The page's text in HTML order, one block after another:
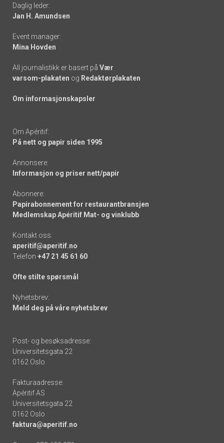
links
Daglig leder:
Jan H. Amundsen
Event manager:
Mina Hovden
All journalistikk er basert på Vær
varsom-plakaten og Redaktørplakaten
Om informasjonskapsler
Om Apéritif:
På nett og papir siden 1995
Annonsere:
Informasjon og priser nett/papir
Abonnere:
Papirabonnement for restaurantbransjen
Medlemskap Apéritif Mat- og vinklubb
Kontakt oss:
aperitif@aperitif.no
Telefon +47 21 45 61 60
Ofte stilte spørsmål
Nyhetsbrev:
Meld deg på våre nyhetsbrev
Post- og besøksadresse:
Universitetsgata 22
0162 Oslo
Fakturaadresse:
Apéritif AS
Universitetsgata 22
0162 Oslo
faktura@aperitif.no